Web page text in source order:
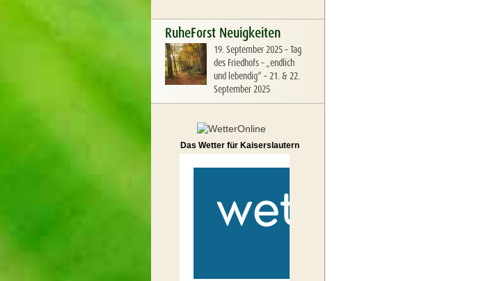
RuheForst Neuigkeiten
19. September 2025–Tag
des Friedhofs – „endlich
und lebendig“ – 21. & 22.
September 2025
Das Wetter für Kaiserslautern